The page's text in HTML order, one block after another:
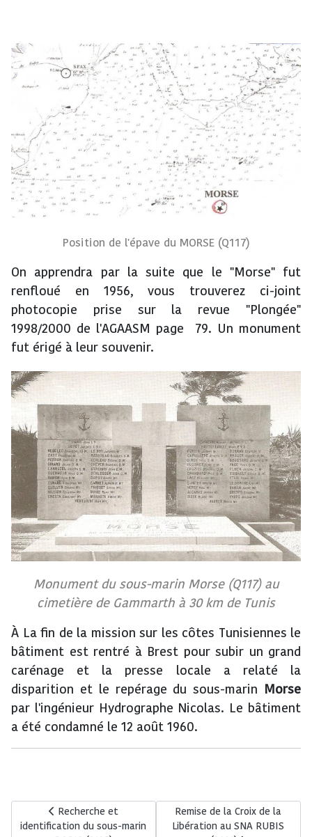
Position de l'épave du MORSE (Q117)
On apprendra par la suite que le "Morse" fut
renfloué en 1956, vous trouverez ci-joint
photocopie prise sur la revue "Plongée"
1998/2000 de l'AGAASM page 79. Un monument
fut érigé à leur souvenir.
Monument du sous-marin Morse (Q117) au
cimetière de Gammarth à 30 km de Tunis
À La fin de la mission sur les côtes Tunisiennes le
bâtiment est rentré à Brest pour subir un grand
carénage et la presse locale a relaté la
disparition et le repérage du sous-marin Morse
par l'ingénieur Hydrographe Nicolas. Le bâtiment
a été condamné le 12 août 1960.
Article précédent : Recherche et identification du sous-
Recherche et
identification du sous-marin
Article suivant : Remise de la
Remise de la Croix de la
Libération au SNA RUBIS